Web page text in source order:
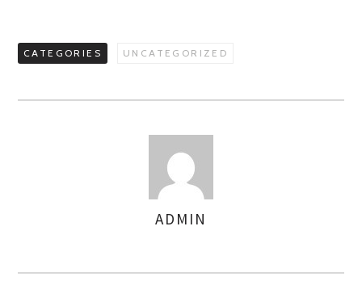
CATEGORIES UNCATEGORIZED
ADMIN